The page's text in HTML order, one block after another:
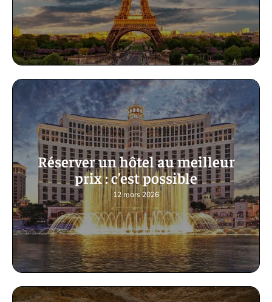
Réserver un hôtel au meilleur
prix : c’est possible
12 mars 2026